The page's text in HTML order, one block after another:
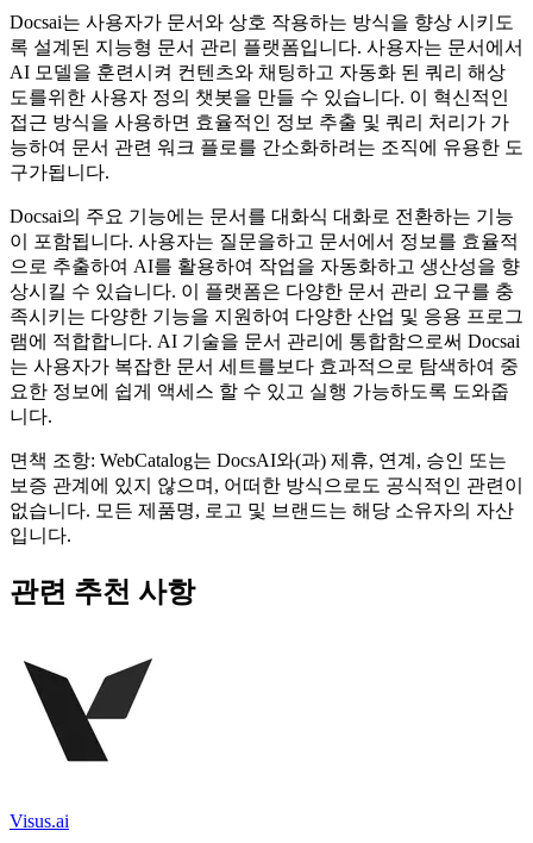
Docsai는 사용자가 문서와 상호 작용하는 방식을 향상 시키도
록 설계된 지능형 문서 관리 플랫폼입니다. 사용자는 문서에서
AI 모델을 훈련시켜 컨텐츠와 채팅하고 자동화 된 쿼리 해상
도를위한 사용자 정의 챗봇을 만들 수 있습니다. 이 혁신적인
접근 방식을 사용하면 효율적인 정보 추출 및 쿼리 처리가 가
능하여 문서 관련 워크 플로를 간소화하려는 조직에 유용한 도
구가됩니다.
Docsai의 주요 기능에는 문서를 대화식 대화로 전환하는 기능
이 포함됩니다. 사용자는 질문을하고 문서에서 정보를 효율적
으로 추출하여 AI를 활용하여 작업을 자동화하고 생산성을 향
상시킬 수 있습니다. 이 플랫폼은 다양한 문서 관리 요구를 충
족시키는 다양한 기능을 지원하여 다양한 산업 및 응용 프로그
램에 적합합니다. AI 기술을 문서 관리에 통합함으로써 Docsai
는 사용자가 복잡한 문서 세트를보다 효과적으로 탐색하여 중
요한 정보에 쉽게 액세스 할 수 있고 실행 가능하도록 도와줍
니다.
면책 조항: WebCatalog는 DocsAI와(과) 제휴, 연계, 승인 또는
보증 관계에 있지 않으며, 어떠한 방식으로도 공식적인 관련이
없습니다. 모든 제품명, 로고 및 브랜드는 해당 소유자의 자산
입니다.
관련 추천 사항
Visus.ai